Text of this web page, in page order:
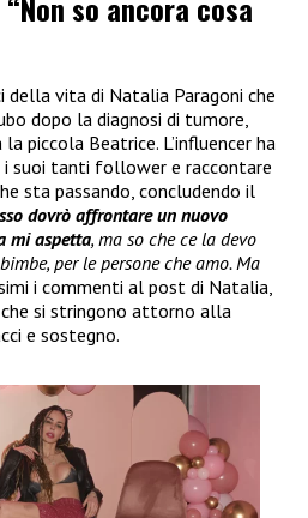
so ancora cosa
della vita di Natalia Paragoni che
dopo la diagnosi di tumore,
piccola Beatrice. L’influencer ha
i suoi tanti follower e raccontare
sta passando, concludendo il
dovrò affrontare un nuovo
mi aspetta, ma so che ce la devo
per le persone che amo. Ma
i commenti al post di Natalia,
si stringono attorno alla
e sostegno.